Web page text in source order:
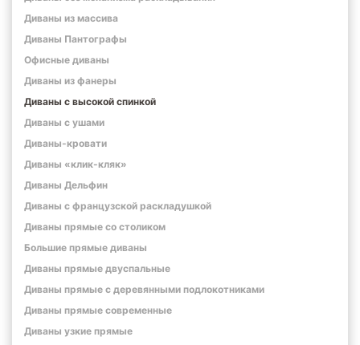
Диваны из массива
Диваны Пантографы
Офисные диваны
Диваны из фанеры
Диваны с высокой спинкой
Диваны с ушами
Диваны-кровати
Диваны «клик-кляк»
Диваны Дельфин
Диваны с французской раскладушкой
Диваны прямые со столиком
Большие прямые диваны
Диваны прямые двуспальные
Диваны прямые с деревянными подлокотниками
Диваны прямые современные
Диваны узкие прямые